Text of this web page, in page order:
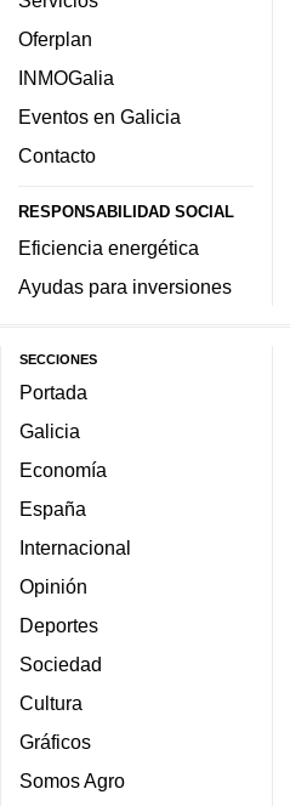
Oferplan
INMOGalia
Eventos en Galicia
Contacto
RESPONSABILIDAD SOCIAL
Eficiencia energética
Ayudas para inversiones
SECCIONES
Portada
Galicia
Economía
España
Internacional
Opinión
Deportes
Sociedad
Cultura
Gráficos
Somos Agro